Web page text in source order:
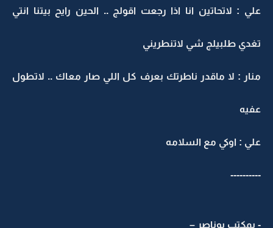
علي : لاتحاتين انا اذا رجعت اقولج .. الحين رايح بيتنا انتي
تغدي طلبيلج شي لاتنطريني
منار : لا ماقدر ناطرتك بعرف كل اللي صار معاك .. لاتطول
عفيه
علي : اوكي مع السلامه
----------
- بمكتب بوناصر –